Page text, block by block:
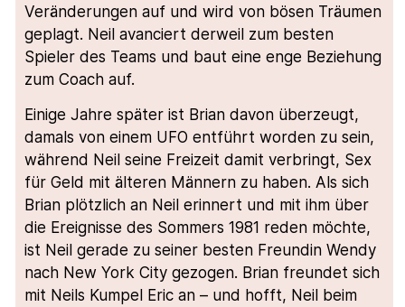
Veränderungen auf und wird von bösen Träumen
geplagt. Neil avanciert derweil zum besten
Spieler des Teams und baut eine enge Beziehung
zum Coach auf.
Einige Jahre später ist Brian davon überzeugt,
damals von einem UFO entführt worden zu sein,
während Neil seine Freizeit damit verbringt, Sex
für Geld mit älteren Männern zu haben. Als sich
Brian plötzlich an Neil erinnert und mit ihm über
die Ereignisse des Sommers 1981 reden möchte,
ist Neil gerade zu seiner besten Freundin Wendy
nach New York City gezogen. Brian freundet sich
mit Neils Kumpel Eric an – und hofft, Neil beim